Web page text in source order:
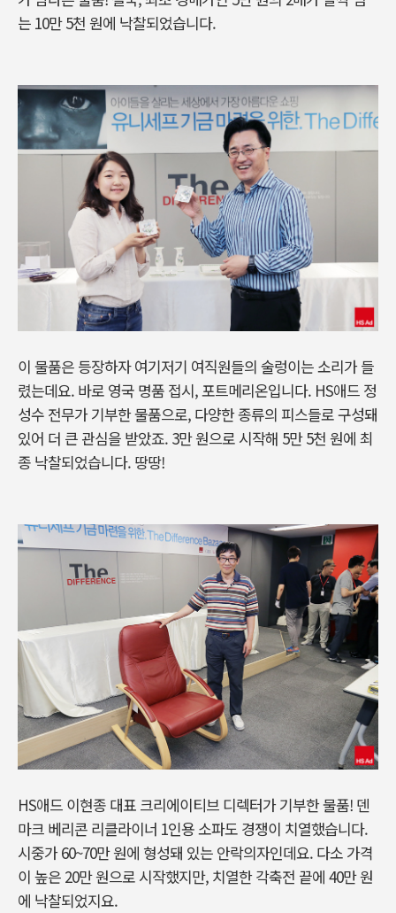
는 10만 5천 원에 낙찰되었습니다.
이 물품은 등장하자 여기저기 여직원들의 술렁이는 소리가 들
렸는데요. 바로 영국 명품 접시, 포트메리온입니다. HS애드 정
성수 전무가 기부한 물품으로, 다양한 종류의 피스들로 구성돼
있어 더 큰 관심을 받았죠. 3만 원으로 시작해 5만 5천 원에 최
종 낙찰되었습니다. 땅땅!
HS애드 이현종 대표 크리에이티브 디렉터가 기부한 물품! 덴
마크 베리콘 리클라이너 1인용 소파도 경쟁이 치열했습니다.
시중가 60~70만 원에 형성돼 있는 안락의자인데요. 다소 가격
이 높은 20만 원으로 시작했지만, 치열한 각축전 끝에 40만 원
에 낙찰되었지요.